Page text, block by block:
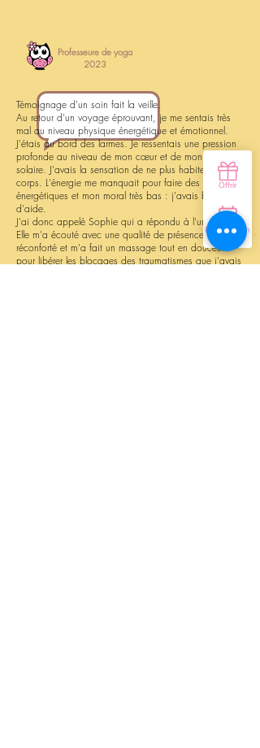
Professeure de yoga
2023
Témoignage d'un soin fait la veille.
Au retour d'un voyage éprouvant, je me sentais très
mal au niveau physique énergétique et émotionnel.
J'étais au bord des larmes. Je ressentais une pression
profonde au niveau de mon cœur et de mon plexus
solaire. J'avais la sensation de ne plus habiter mon
corps. L'énergie me manquait pour faire des exercices
énergétiques et mon moral très bas : j'avais besoin
d'aide.
J'ai donc appelé Sophie qui a répondu à l'urgence.
Elle m'a écouté avec une qualité de présence qui m'a
réconforté et m'a fait un massage tout en douceur
pour libérer les blocages des traumatismes que j'avais